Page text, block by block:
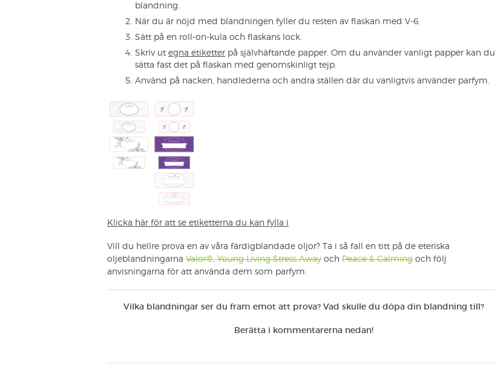
blandning.
När du är nöjd med blandningen fyller du resten av flaskan med V-6.
Sätt på en roll-on-kula och flaskans lock.
Skriv ut egna etiketter på självhäftande papper. Om du använder vanligt papper kan du
sätta fast det på flaskan med genomskinligt tejp.
Använd på nacken, handlederna och andra ställen där du vanligtvis använder parfym.
Klicka här för att se etiketterna du kan fylla i
Vill du hellre prova en av våra färdigblandade oljor? Ta i så fall en titt på de eteriska
oljeblandningarna Valor® Young Living Stress Away och Peace & Calming och följ
anvisningarna för att använda dem som parfym.
Vilka blandningar ser du fram emot att prova? Vad skulle du döpa din blandning till?
Berätta i kommentarerna nedan!